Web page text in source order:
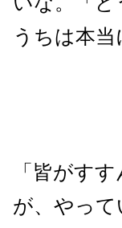
うちは本
「皆がす
が、やって